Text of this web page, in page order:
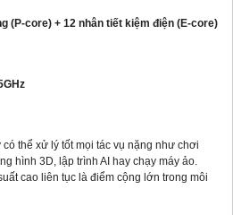
(P-core) + 12 nhân tiết kiệm điện (E-core)
thể xử lý tốt mọi tác vụ nặng như chơi
hình 3D, lập trình AI hay chạy máy ảo.
cao liên tục là điểm cộng lớn trong môi